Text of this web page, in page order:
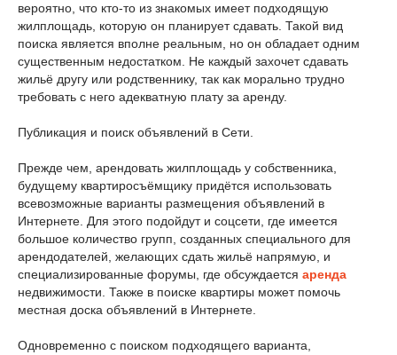
вероятно, что кто-то из знакомых имеет подходящую
жилплощадь, которую он планирует сдавать. Такой вид
поиска является вполне реальным, но он обладает одним
существенным недостатком. Не каждый захочет сдавать
жильё другу или родственнику, так как морально трудно
требовать с него адекватную плату за аренду.
Публикация и поиск объявлений в Сети.
Прежде чем, арендовать жилплощадь у собственника,
будущему квартиросъёмщику придётся использовать
всевозможные варианты размещения объявлений в
Интернете. Для этого подойдут и соцсети, где имеется
большое количество групп, созданных специального для
арендодателей, желающих сдать жильё напрямую, и
специализированные форумы, где обсуждается аренда
недвижимости. Также в поиске квартиры может помочь
местная доска объявлений в Интернете.
Одновременно с поиском подходящего варианта,